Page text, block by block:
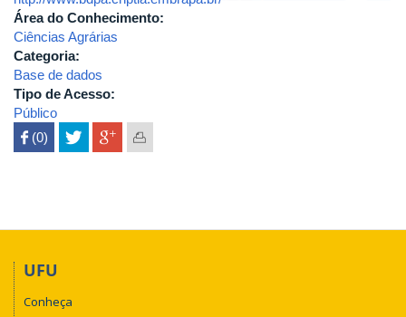
Área do Conhecimento:
Ciências Agrárias
Categoria:
Base de dados
Tipo de Acesso:
Público
 (0)
UFU
Conheça